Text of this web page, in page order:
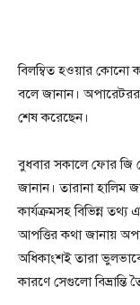
বিলম্বিত হওয়ার কোনো
বলে জানান।
শেষ করেছেন।
বুধবার সকালে ফোর জি
জানান। তারানা হালিম
কার্যক্রমসহ বিভিন্ন
আপত্তির কথা জানায়
অধিকাংশই তারা
কারণে সেগুলো বিভ্রান্তি